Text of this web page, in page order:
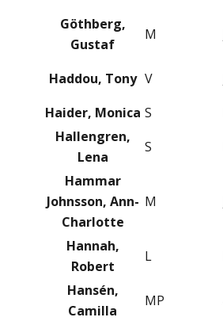
Göthberg,
Gustaf
M
Haddou, Tony V
Haider, Monica S
Hallengren,
Lena
S
Hammar
Johnsson, Ann-
Charlotte
M
Hannah,
Robert
L
Hansén,
Camilla
MP